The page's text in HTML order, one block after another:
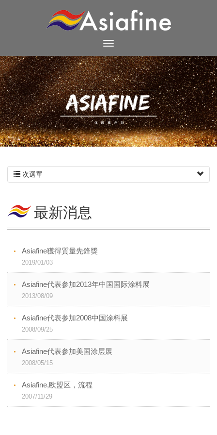
次選單
最新消息
Asiafine獲得質量先鋒獎
2019/01/03
Asiafine代表参加2013年中国国际涂料展
2013/08/09
Asiafine代表参加2008中国涂料展
2008/09/25
Asiafine代表参加美国涂层展
2008/05/15
Asiafine,欧盟区，流程
2007/11/29